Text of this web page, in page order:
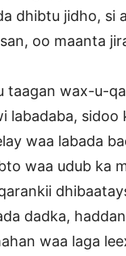
dhibtu jidho, si
oo maanta
taagan wax-u-
labadaba, sidoo
waa labada
waa udub ka
dadka,
waa laga